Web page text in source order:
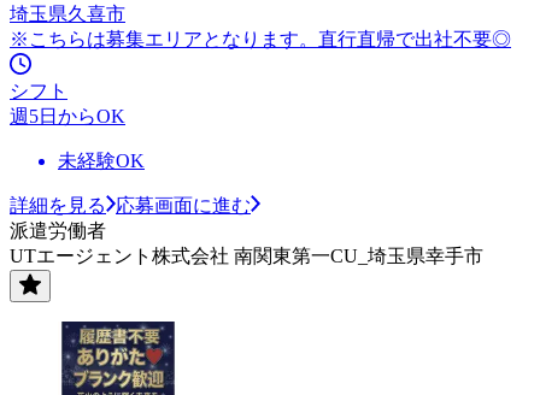
埼玉県久喜市
※こちらは募集エリアとなります。直行直帰で出社不要◎
シフト
週5日からOK
未経験OK
詳細を見る
応募画面に進む
派遣労働者
UTエージェント株式会社 南関東第一CU_埼玉県幸手市